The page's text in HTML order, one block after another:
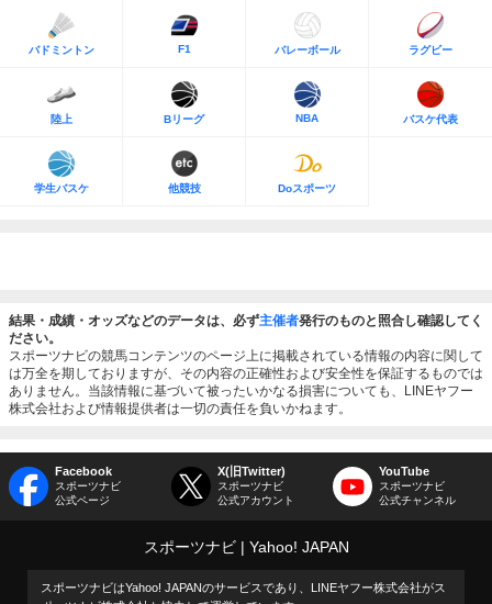
バドミントン F1 バレーボール ラグビー
陸上 Bリーグ NBA バスケ代表
学生バスケ 他競技 Doスポーツ
結果・成績・オッズなどのデータは、必ず主催者発行のものと照合し確認してく
ださい。
スポーツナビの競馬コンテンツのページ上に掲載されている情報の内容に関して
は万全を期しておりますが、その内容の正確性および安全性を保証するものでは
ありません。当該情報に基づいて被ったいかなる損害についても、LINEヤフー
株式会社および情報提供者は一切の責任を負いかねます。
Facebook
スポーツナビ
公式ページ
X(旧Twitter)
スポーツナビ
公式アカウント
YouTube
スポーツナビ
公式チャンネル
スポーツナビ Yahoo! JAPAN
スポーツナビはYahoo! JAPANのサービスであり、LINEヤフー株式会社がス